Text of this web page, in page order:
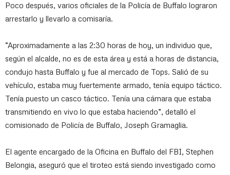
Poco después, varios oficiales de la Policía de Buffalo lograron
arrestarlo y llevarlo a comisaría.
“Aproximadamente a las 2:30 horas de hoy, un individuo que,
según el alcalde, no es de esta área y está a horas de distancia,
condujo hasta Buffalo y fue al mercado de Tops. Salió de su
vehículo, estaba muy fuertemente armado, tenía equipo táctico.
Tenía puesto un casco táctico. Tenía una cámara que estaba
transmitiendo en vivo lo que estaba haciendo”, detalló el
comisionado de Policía de Buffalo, Joseph Gramaglia.
El agente encargado de la Oficina en Buffalo del FBI, Stephen
Belongia, aseguró que el tiroteo está siendo investigado como